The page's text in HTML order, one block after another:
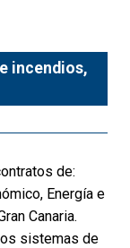
incendios,
de:
Energía e
Canaria.
sistemas de